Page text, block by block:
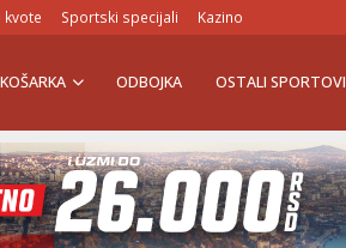
kvote Sportski specijali Kazino
KOŠARKA ODBOJKA OSTALI SPORTOVI